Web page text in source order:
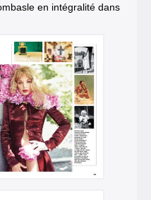
en intégralité dans